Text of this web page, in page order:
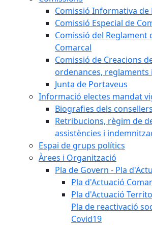
Comissió Informativa de
Comissió Especial de
Comissió del Reglament
Comarcal
Comissió de Creacions
ordenances, reglaments
Junta de Portaveus
Informació electes mandat
Biografies dels
Retribucions, règim de
assistències i
Espai de grups polítics
Àrees i Organització
Pla de Govern - Pla
Pla d'Actuació
Pla d'Actuació
Pla de reactivació
Covid19